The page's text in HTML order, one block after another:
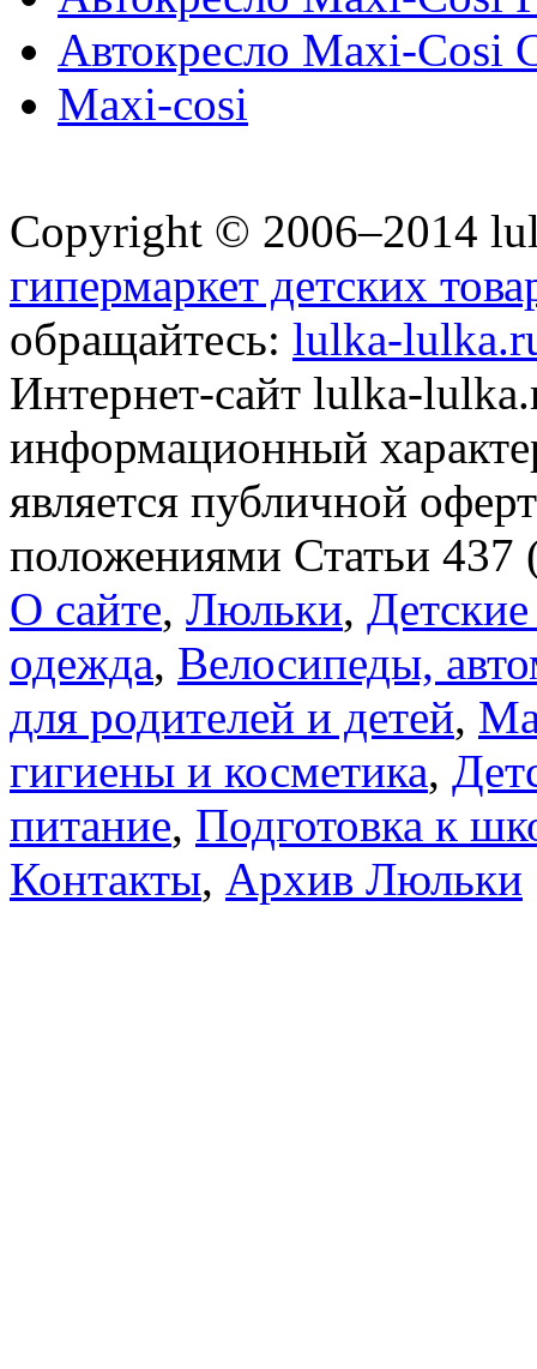
Автокресло Maxi-Cosi
Maxi-cosi
Copyright © 2006–2014
гипермаркет детских
обращайтесь: lulka-
Интернет-сайт lulka-
информационный
является публичной
положениями Статьи
О сайте, Люльки,
одежда, Велосипеды,
для родителей и детей,
гигиены и косметика,
питание, Подготовка к
Контакты, Архив Люльки